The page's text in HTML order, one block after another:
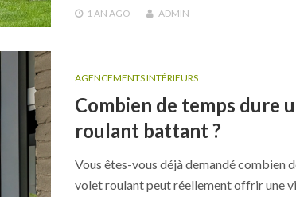
1 AN AGO ADMIN
AGENCEMENTS INTÉRIEURS
Combien de temps dure
roulant battant ?
Vous êtes-vous déjà demandé combien
volet roulant peut réellement offrir une